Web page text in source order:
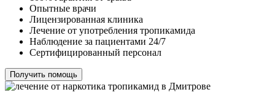
Опытные врачи
Лицензированная клиника
Лечение от употребления тропикамида
Наблюдение за пациентами 24/7
Сертифицированный персонал
Получить помощь